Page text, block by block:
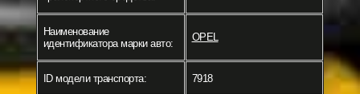
Наименование
идентификатора марки авто:
OPEL
ID модели транспорта: 7918